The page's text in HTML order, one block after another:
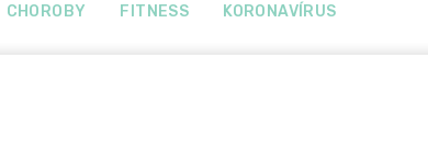
CHOROBY FITNESS KORONAVÍRUS